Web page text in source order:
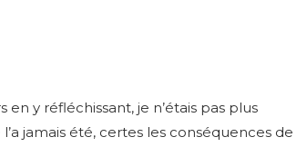
y réfléchissant, je n’étais pas plus
jamais été, certes les conséquences de